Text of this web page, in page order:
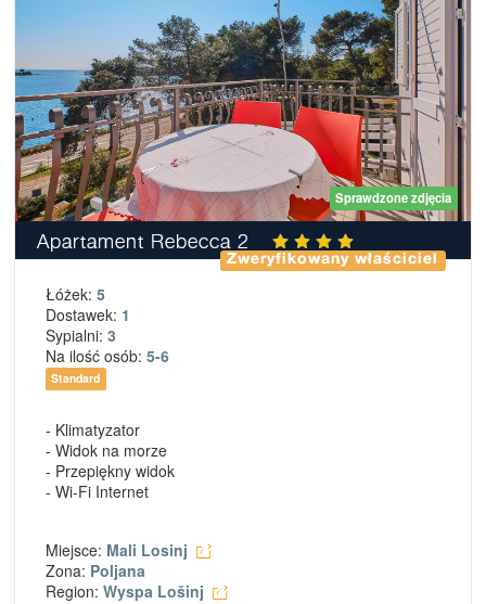
Sprawdzone zdjęcia
Apartament Rebecca 2
Zweryfikowany właściciel
Łóżek: 5
Dostawek: 1
Sypialni: 3
Na ilość osób: 5-6
Standard
- Klimatyzator
- Widok na morze
- Przepiękny widok
- Wi-Fi Internet
Miejsce: Mali Losinj
Zona: Poljana
Region: Wyspa Lošinj